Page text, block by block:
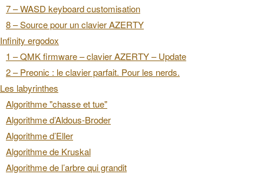
7 – WASD keyboard customisation
8 – Source pour un clavier AZERTY
Infinity ergodox
1 – QMK firmware – clavier AZERTY – Update
2 – Preonic : le clavier parfait. Pour les nerds.
Les labyrinthes
Algorithme "chasse et tue"
Algorithme d’Aldous-Broder
Algorithme d’Eller
Algorithme de Kruskal
Algorithme de l’arbre qui grandit